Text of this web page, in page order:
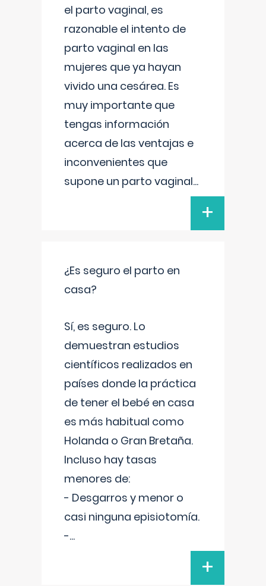
el parto vaginal, es
razonable el intento de
parto vaginal en las
mujeres que ya hayan
vivido una cesárea. Es
muy importante que
tengas información
acerca de las ventajas e
inconvenientes que
supone un parto vaginal...
+
¿Es seguro el parto en
casa?
Sí, es seguro. Lo
demuestran estudios
científicos realizados en
países donde la práctica
de tener el bebé en casa
es más habitual como
Holanda o Gran Bretaña.
Incluso hay tasas
menores de:
- Desgarros y menor o
casi ninguna episiotomía.
-...
+